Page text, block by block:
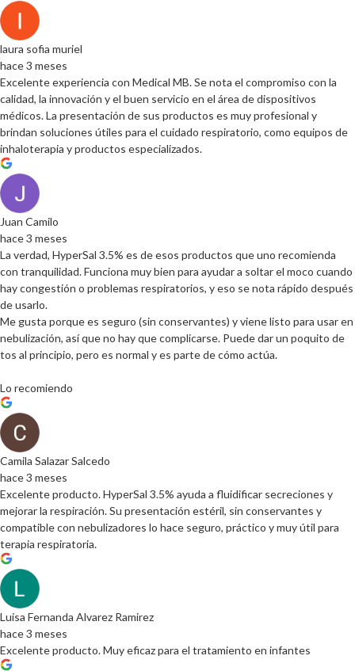
laura sofia muriel
hace 3 meses
Excelente experiencia con Medical MB. Se nota el compromiso con la
calidad, la innovación y el buen servicio en el área de dispositivos
médicos. La presentación de sus productos es muy profesional y
brindan soluciones útiles para el cuidado respiratorio, como equipos de
inhaloterapia y productos especializados.
Juan Camilo
hace 3 meses
La verdad, HyperSal 3.5% es de esos productos que uno recomienda
con tranquilidad. Funciona muy bien para ayudar a soltar el moco cuando
hay congestión o problemas respiratorios, y eso se nota rápido después
de usarlo.
Me gusta porque es seguro (sin conservantes) y viene listo para usar en
nebulización, así que no hay que complicarse. Puede dar un poquito de
tos al principio, pero es normal y es parte de cómo actúa.
Lo recomiendo
Camila Salazar Salcedo
hace 3 meses
Excelente producto. HyperSal 3.5% ayuda a fluidificar secreciones y
mejorar la respiración. Su presentación estéril, sin conservantes y
compatible con nebulizadores lo hace seguro, práctico y muy útil para
terapia respiratoria.
Luisa Fernanda Alvarez Ramirez
hace 3 meses
Excelente producto. Muy eficaz para el tratamiento en infantes